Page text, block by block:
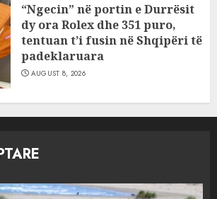
“Ngecin” në portin e Durrësit
dy ora Rolex dhe 351 puro,
tentuan t’i fusin në Shqipëri të
padeklaruara
AUGUST 8, 2026